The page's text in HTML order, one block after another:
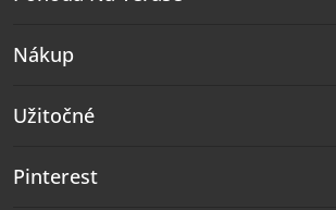
Nákup
Užitočné
Pinterest